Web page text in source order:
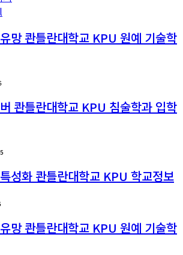
망 콴틀란대학교 KPU 원예 기술학
콴틀란대학교 KPU 침술학과 입학
성화 콴틀란대학교 KPU 학교정보
망 콴틀란대학교 KPU 원예 기술학